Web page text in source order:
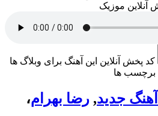
آنلاین موزیک
کد پخش آنلاین این آهنگ برای وبلاگ ها
برچسب ها
، آهنگ جدید, رضا بهرام